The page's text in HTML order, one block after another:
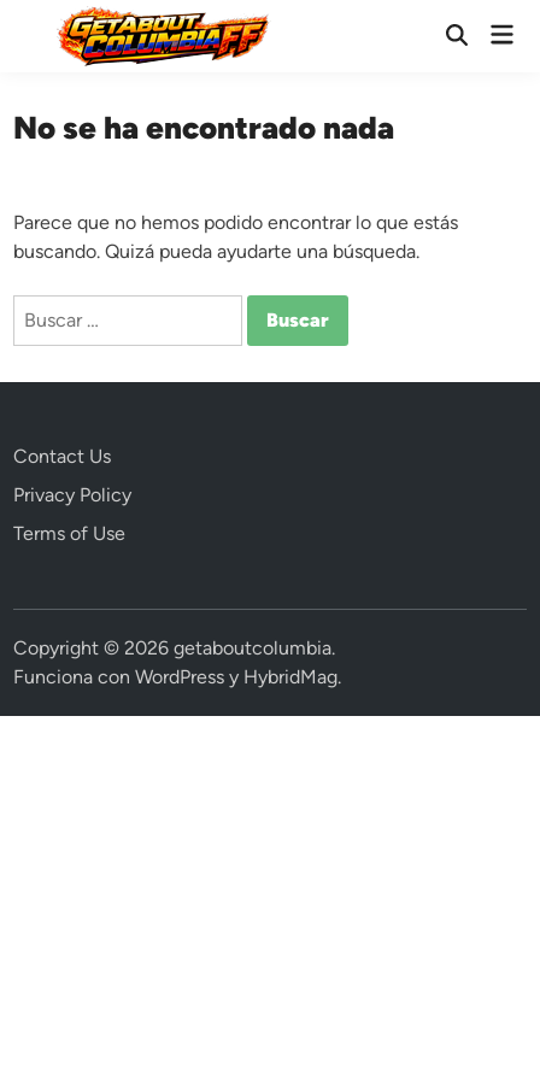
contenido
Abrir
No se ha encontrado nada
Parece que no hemos podido encontrar lo que estás
buscando. Quizá pueda ayudarte una búsqueda.
Buscar:
Contact Us
Privacy Policy
Terms of Use
Copyright © 2026getaboutcolumbia.
Funciona conWordPress y HybridMag.